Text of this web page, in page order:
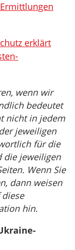
erklärt
wenn wir
bedeutet
nicht in jedem
jeweiligen
für die
die jeweiligen
Wenn Sie
dann weisen
hin.